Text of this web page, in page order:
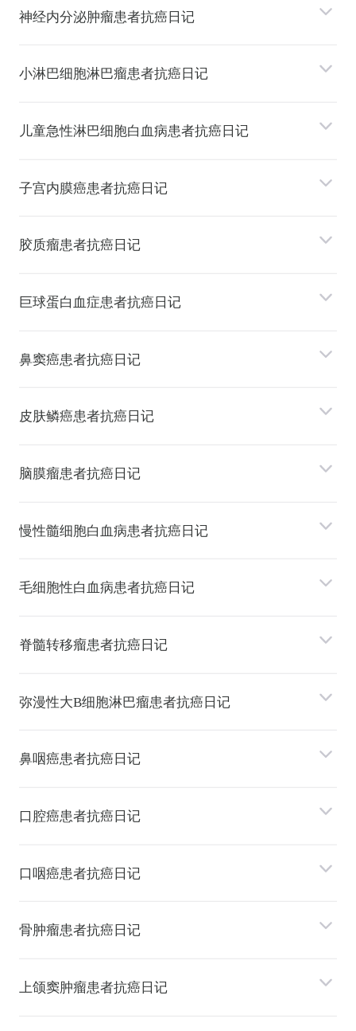
神经内分泌肿瘤患者抗癌日记
⼩淋巴细胞淋巴瘤患者抗癌日记
⼉童急性淋巴细胞⽩⾎病患者抗癌日记
⼦宫内膜癌患者抗癌日记
胶质瘤患者抗癌日记
巨球蛋⽩⾎症患者抗癌日记
⿐窦癌患者抗癌日记
⽪肤鳞癌患者抗癌日记
脑膜瘤患者抗癌日记
慢性髓细胞⽩⾎病患者抗癌日记
⽑细胞性⽩⾎病患者抗癌日记
脊髓转移瘤患者抗癌日记
弥漫性⼤B细胞淋巴瘤患者抗癌日记
⿐咽癌患者抗癌日记
⼝腔癌患者抗癌日记
⼝咽癌患者抗癌日记
⻣肿瘤患者抗癌日记
上颌窦肿瘤患者抗癌日记